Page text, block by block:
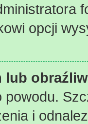
opcji
lub
i